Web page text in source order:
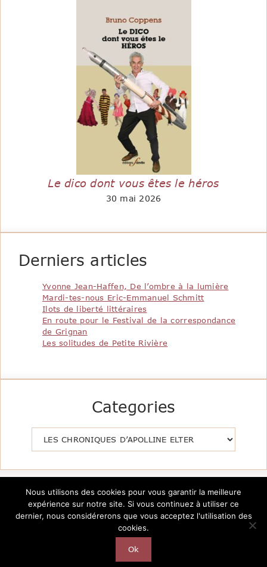
Le dico dont vous êtes le héros
30 mai 2026
Derniers articles
Yvonne Jean-Haffen, De l’ombre à la lumière
Mardi-tes-nous Eric-Emmanuel Schmitt
Ilots de liberté littéraires
En route pour le Festival de la correspondance
de Grignan
Les solitudes de Petite Rivière
Categories
Copyright @2026 Le Pavillon de la Littérature -
CréationAutarTICa
Nous utilisons des cookies pour vous garantir la meilleure
expérience sur notre site. Si vous continuez à utiliser ce
dernier, nous considérerons que vous acceptez l'utilisation des
cookies.
Ok